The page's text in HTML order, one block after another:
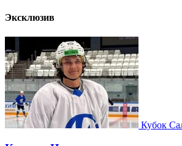
Эксклюзив
Кубок